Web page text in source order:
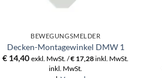
BEWEGUNGSMELDER
Decken-Montagewinkel DMW 1
€ 14,40 exkl. MwSt. /€ 17,28inkl. MwSt.
inkl. MwSt.